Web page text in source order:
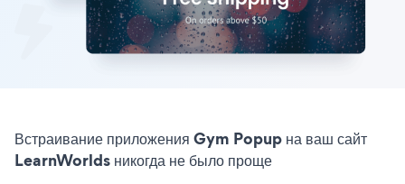
Встраивание приложения Gym Popup на ваш сайт
LearnWorlds никогда не было проще